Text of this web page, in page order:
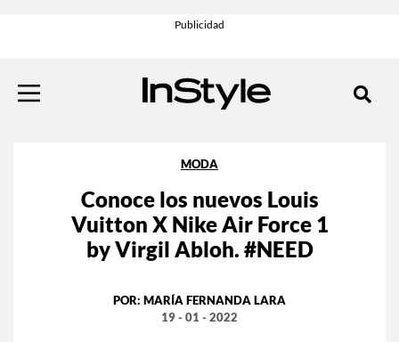
MODA
Conoce los nuevos Louis
Vuitton X Nike Air Force 1
by Virgil Abloh. #NEED
POR: MARÍA FERNANDA LARA
19 - 01 - 2022